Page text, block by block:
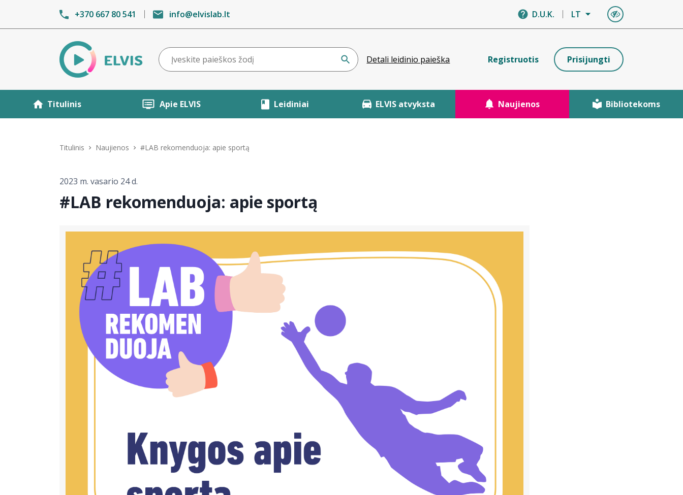
+370 667 80 541 info@elvislab.lt D.U.K. LT
Detali leidinio paieška Registruotis Prisijungti
Titulinis Apie ELVIS Leidiniai ELVIS atvyksta Naujienos Bibliotekoms
Titulinis Naujienos #LAB rekomenduoja: apie sportą
2023 m. vasario 24 d.
#LAB rekomenduoja: apie sportą